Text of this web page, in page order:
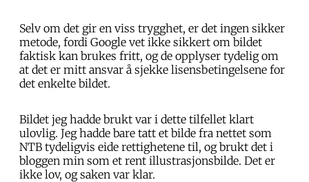
Selv om det gir en viss trygghet, er det ingen sikker
metode, fordi Google vet ikke sikkert om bildet
faktisk kan brukes fritt, og de opplyser tydelig om
at det er mitt ansvar å sjekke lisensbetingelsene for
det enkelte bildet.
Bildet jeg hadde brukt var i dette tilfellet klart
ulovlig. Jeg hadde bare tatt et bilde fra nettet som
NTB tydeligvis eide rettighetene til, og brukt det i
bloggen min som et rent illustrasjonsbilde. Det er
ikke lov, og saken var klar.